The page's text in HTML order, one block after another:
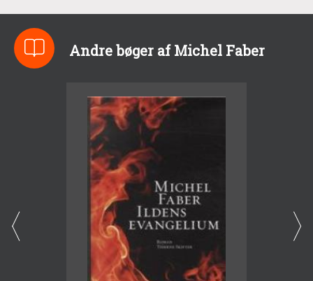
Andre bøger af Michel Faber